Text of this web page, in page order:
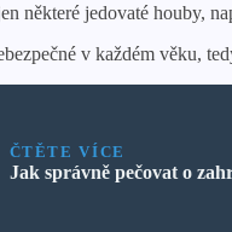
některé jedovaté
v každém věku,
ČTĚTE VÍCE
Jak správně pečovat o